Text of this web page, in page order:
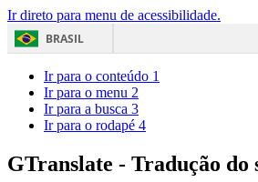
Ir direto para menu de acessibilidade.
BRASIL
Ir para o conteúdo 1
Ir para o menu 2
Ir para a busca 3
Ir para o rodapé 4
GTranslate - Tradução do